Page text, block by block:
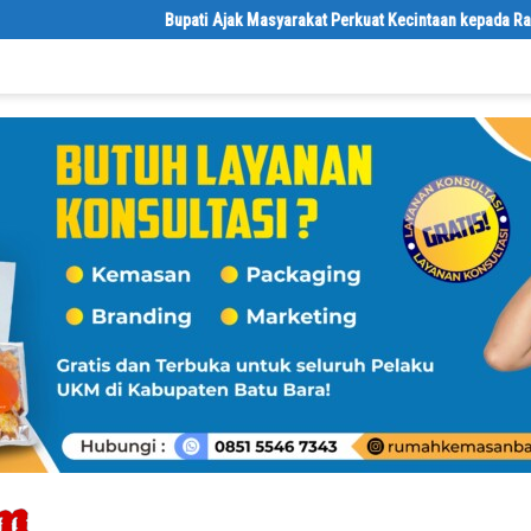
Bupati Ajak Masyarakat Perkuat Kecintaan kepada Rasulullah